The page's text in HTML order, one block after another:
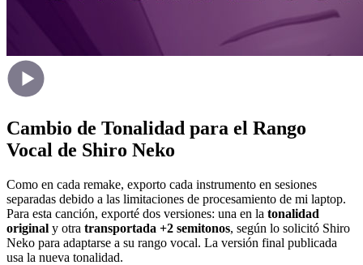
Cambio de Tonalidad para el Rango
Vocal de Shiro Neko
Como en cada remake, exporto cada instrumento en sesiones
separadas debido a las limitaciones de procesamiento de mi laptop.
Para esta canción, exporté dos versiones: una en la tonalidad
original y otra transportada +2 semitonos, según lo solicitó Shiro
Neko para adaptarse a su rango vocal. La versión final publicada
usa la nueva tonalidad.